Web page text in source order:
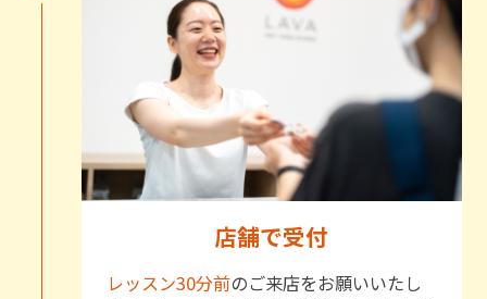
店舗で受付
レッスン30分前のご来店をお願いいたし